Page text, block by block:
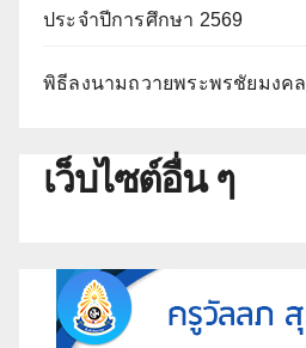
ประจำปีการศึกษา 2569
พิธีลงนามถวายพระพรชัยมงคล
เว็บไซต์อื่น ๆ